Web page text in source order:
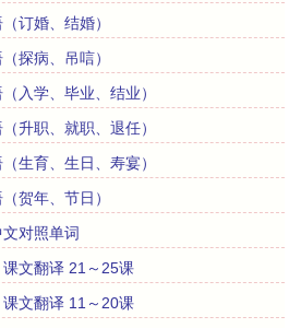
订婚、结婚）
探病、吊唁）
入学、毕业、结业）
升职、就职、退任）
生育、生日、寿宴）
贺年、节日）
对照单词
文翻译 21～25课
文翻译 11～20课